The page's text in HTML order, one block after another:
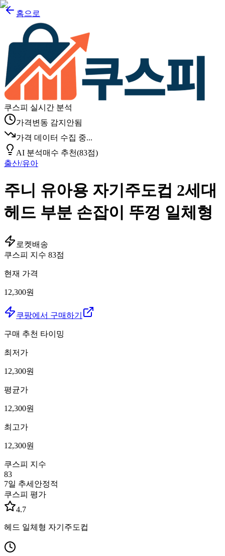
홈으로
쿠스피 실시간 분석
가격변동 감지안됨
가격 데이터 수집 중...
AI 분석매수 추천(83점)
출산/유아
주니 유아용 자기주도컵 2세대
헤드 부분 손잡이 뚜껑 일체형
로켓배송
쿠스피 지수 83점
현재 가격
12,300원
쿠팡에서 구매하기
구매 추천 타이밍
최저가
12,300원
평균가
12,300원
최고가
12,300원
쿠스피 지수
83
7일 추세 안정적
쿠스피 평가
4.7
헤드 일체형 자기주도컵